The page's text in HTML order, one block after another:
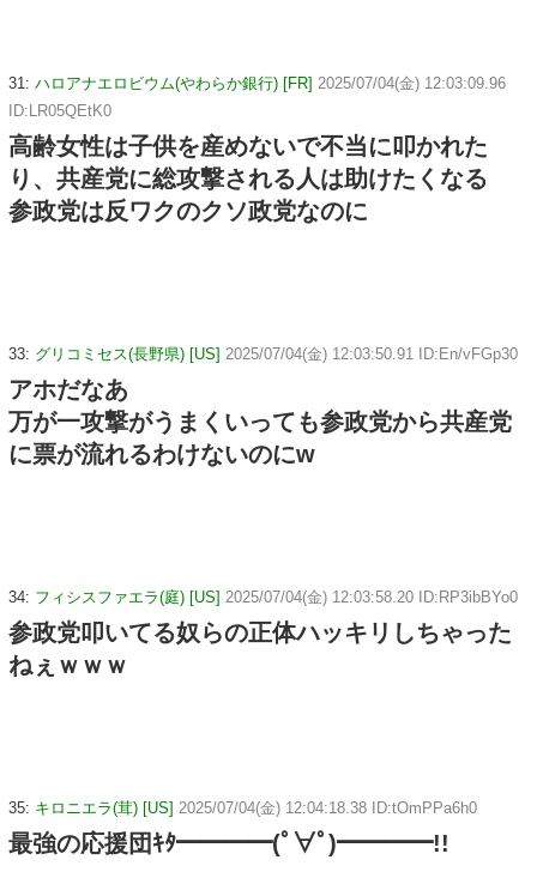
31: ハロアナエロビウム(やわらか銀行) [FR] 2025/07/04(金) 12:03:09.96
ID:LR05QEtK0
高齢女性は子供を産めないで不当に叩かれた
り、共産党に総攻撃される人は助けたくなる
参政党は反ワクのクソ政党なのに
33: グリコミセス(長野県) [US] 2025/07/04(金) 12:03:50.91 ID:En/vFGp30
アホだなあ
万が一攻撃がうまくいっても参政党から共産党
に票が流れるわけないのにw
34: フィシスファエラ(庭) [US] 2025/07/04(金) 12:03:58.20 ID:RP3ibBYo0
参政党叩いてる奴らの正体ハッキリしちゃった
ねぇｗｗｗ
35: キロニエラ(茸) [US] 2025/07/04(金) 12:04:18.38 ID:tOmPPa6h0
最強の応援団ｷﾀ━━━━(ﾟ∀ﾟ)━━━━!!